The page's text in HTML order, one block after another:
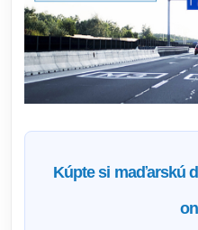
Kúpte si maďarskú